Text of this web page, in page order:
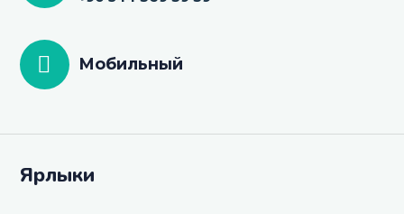
Мобильный
Ярлыки